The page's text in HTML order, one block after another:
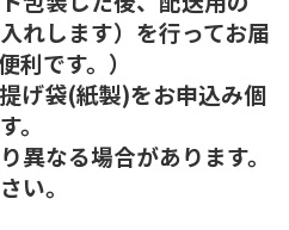
れします）を行ってお届
利です。）
げ袋(紙製)をお申込み個
。
なる場合があります。
い。